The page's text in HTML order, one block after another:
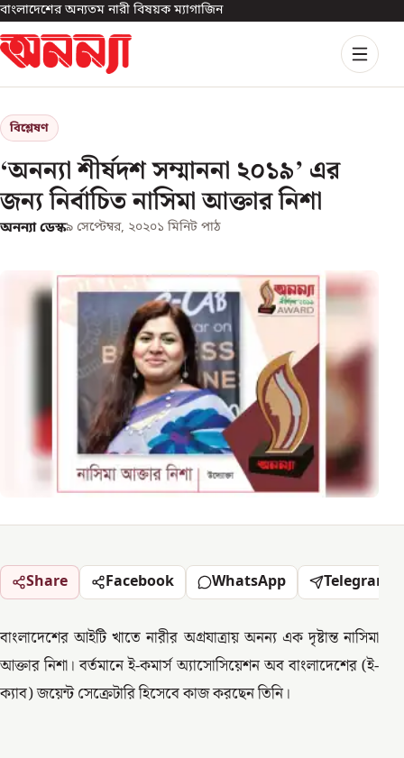
বাংলাদেশের অন্যতম নারী বিষয়ক ম্যাগাজিন
বিশ্লেষণ
‘অনন্যা শীর্ষদশ সম্মাননা ২০১৯’ এর
জন্য নির্বাচিত নাসিমা আক্তার নিশা
অনন্যা ডেস্ক৯ সেপ্টেম্বর, ২০২০১ মিনিট পাঠ
Share Facebook WhatsApp Telegram
বাংলাদেশের আইটি খাতে নারীর অগ্রযাত্রায় অনন্য এক দৃষ্টান্ত নাসিমা
আক্তার নিশা। বর্তমানে ই-কমার্স অ্যাসোসিয়েশন অব বাংলাদেশের (ই-
ক্যাব) জয়েন্ট সেক্রেটারি হিসেবে কাজ করছেন তিনি।